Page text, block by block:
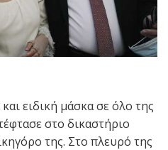
ειδική μάσκα σε όλο της
στο δικαστήριο
της. Στο πλευρό της